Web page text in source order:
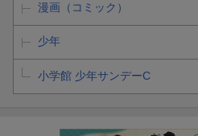
漫画（コミック）
少年
小学館 少年サンデーC